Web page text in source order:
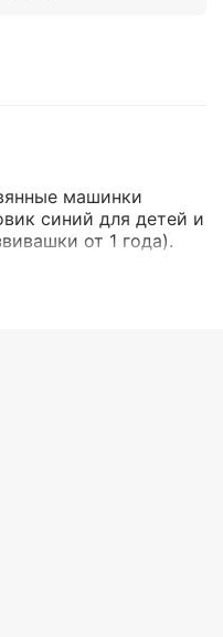
машинки
синий для детей и
от 1 года).
Grimms (100%
игрушка всех
неё любят играть
камни,
любимых кукол и
первой машинки.